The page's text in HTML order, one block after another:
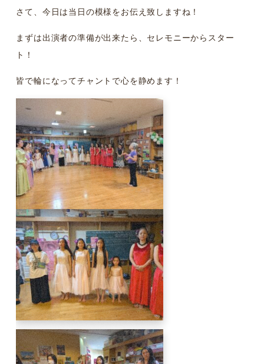
さて、今日は当日の模様をお伝え致しますね！
まずは出演者の準備が出来たら、セレモニーからスター
ト！
皆で輪になってチャントで心を静めます！